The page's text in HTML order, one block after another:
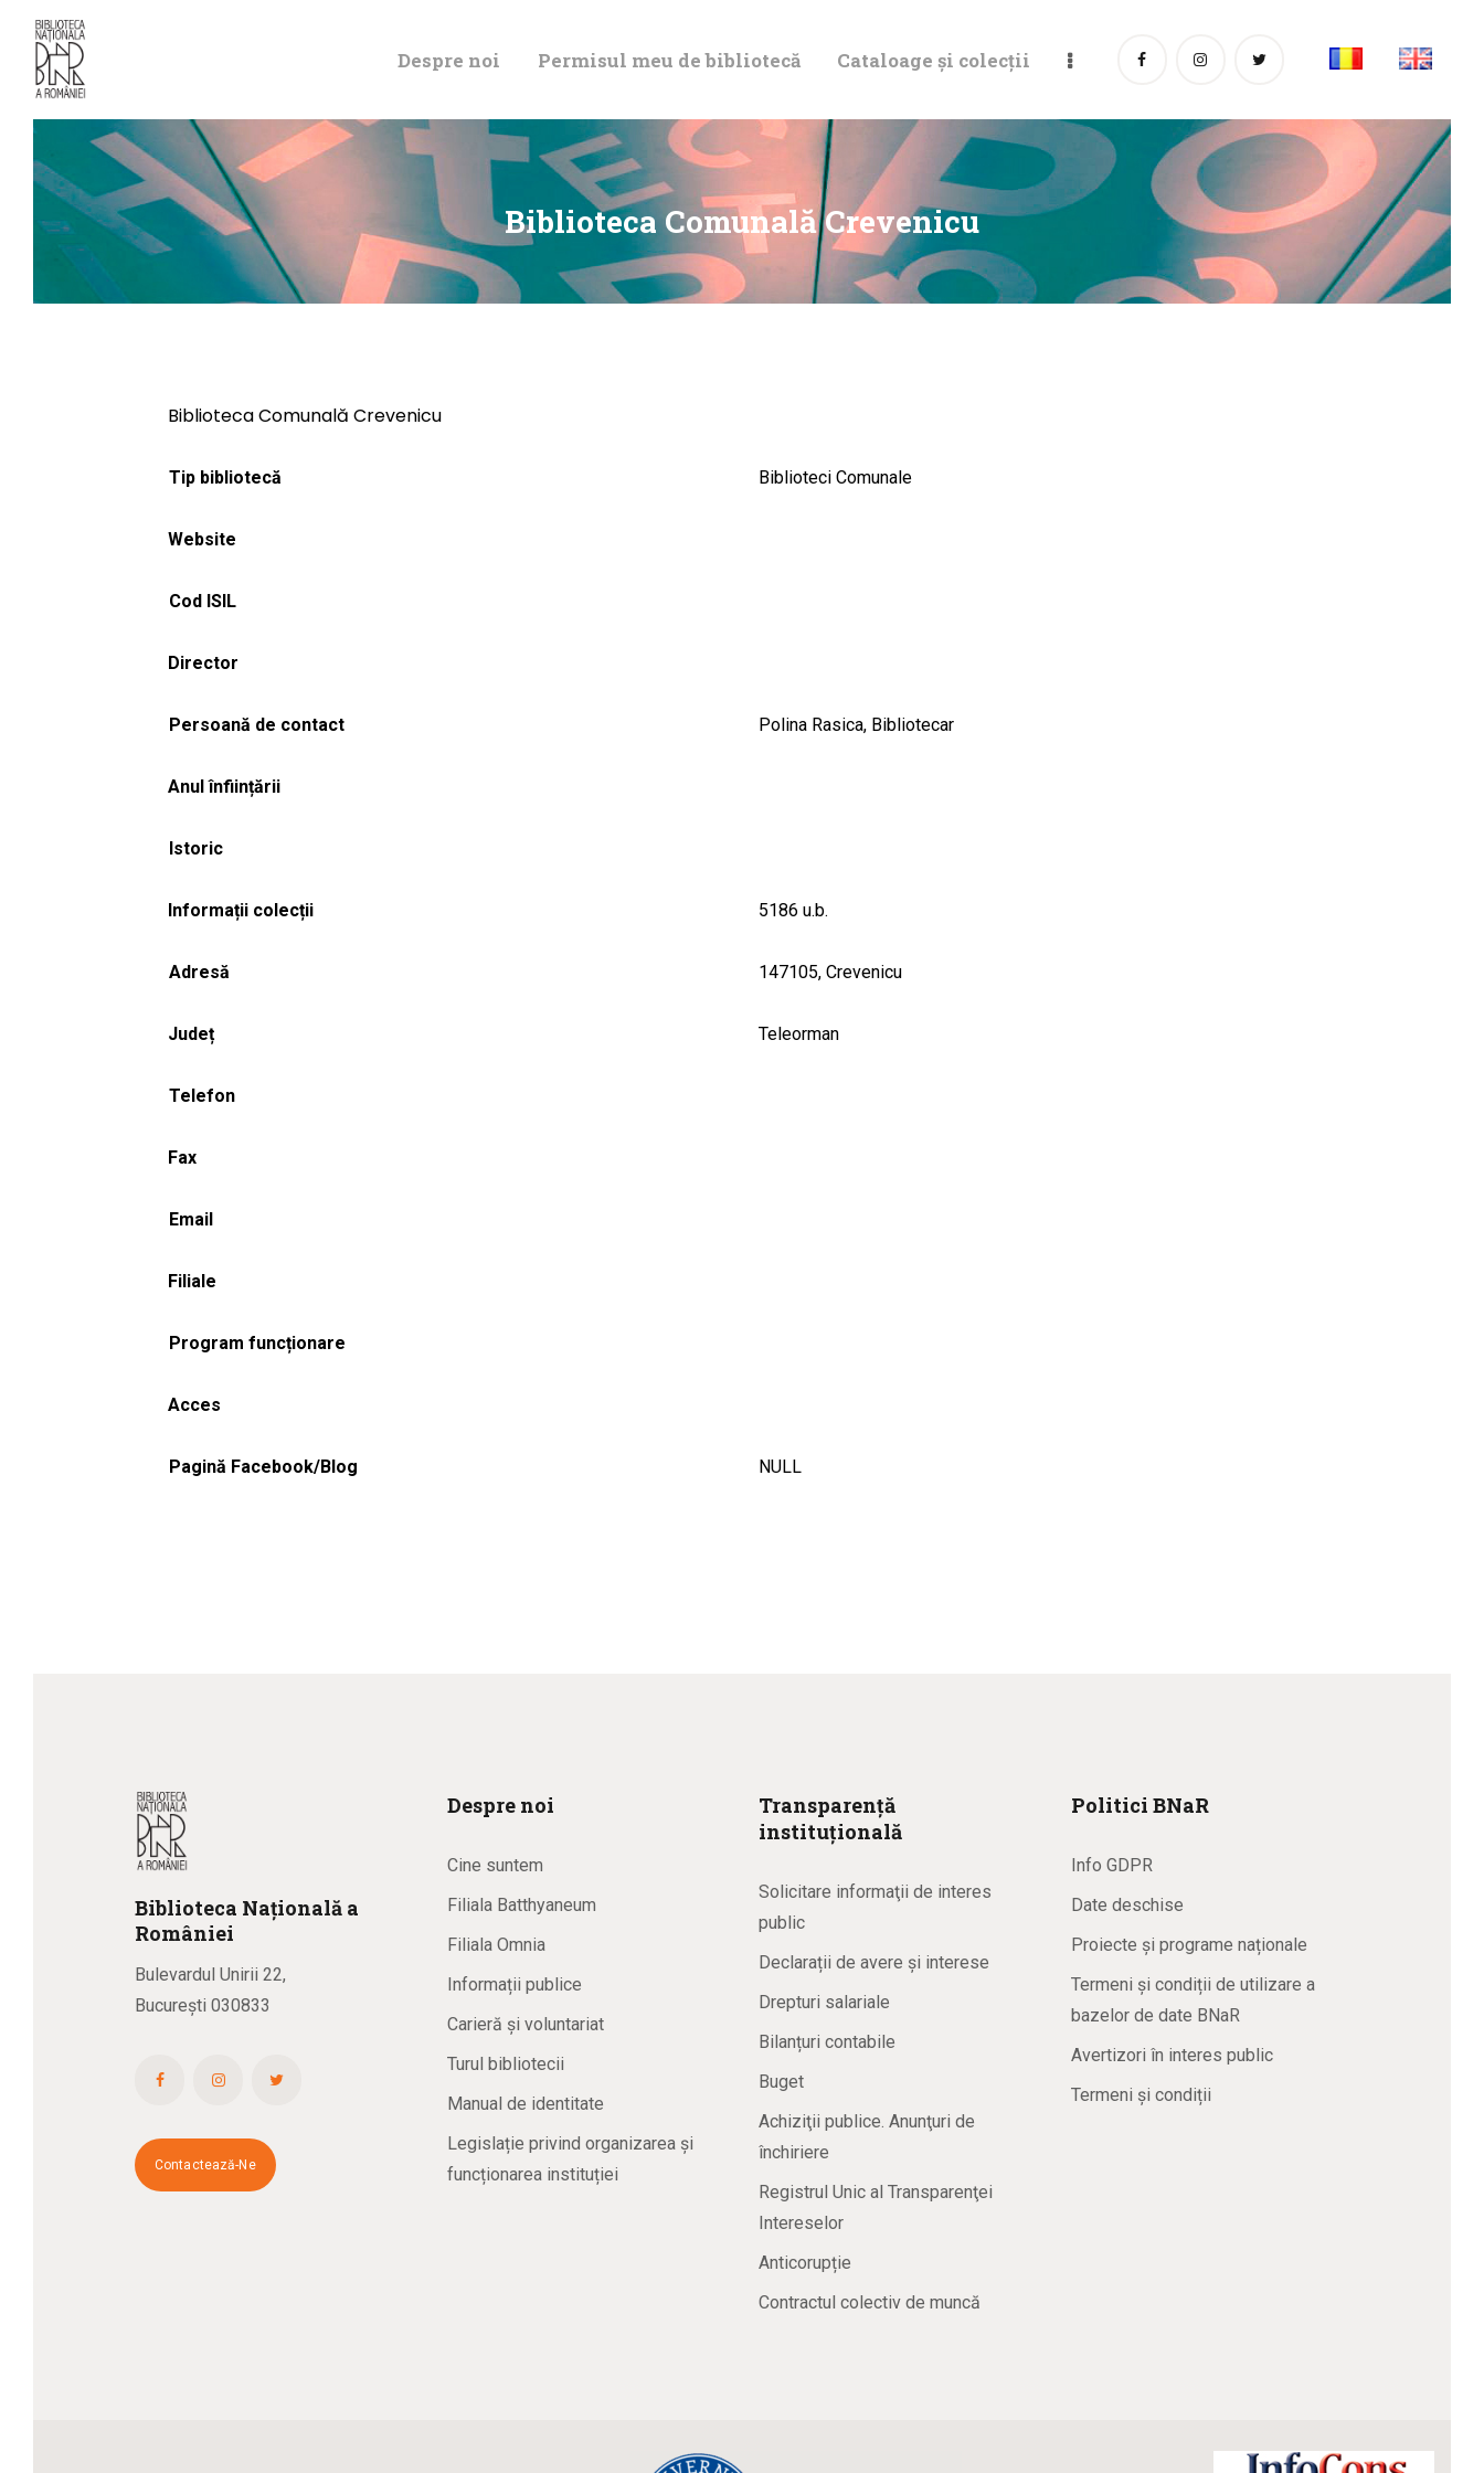
Despre noi Permisul meu de bibliotecă Cataloage și colecții
Biblioteca Comunală Crevenicu
DE BIBLIOTECĂ
CATALOAGE ȘI
COLECȚII
Biblioteca Comunală Crevenicu
Tip bibliotecă Biblioteci Comunale
Website
Cod ISIL
Director
Persoană de contact Polina Rasica, Bibliotecar
Anul înființării
Istoric
Informații colecții 5186 u.b.
Adresă 147105, Crevenicu
Județ Teleorman
Telefon
Fax
Email
Filiale
Program funcționare
Acces
Pagină Facebook/Blog NULL
Biblioteca Națională a
României
Bulevardul Unirii 22,
București 030833
Contactează-Ne
Despre noi
Cine suntem
Filiala Batthyaneum
Filiala Omnia
Informații publice
Carieră și voluntariat
Turul bibliotecii
Manual de identitate
Legislație privind organizarea și
funcționarea instituției
Transparență
instituțională
Solicitare informaţii de interes
public
Declarații de avere și interese
Drepturi salariale
Bilanțuri contabile
Buget
Achiziţii publice. Anunţuri de
închiriere
Registrul Unic al Transparenţei
Intereselor
Anticorupție
Contractul colectiv de muncă
Politici BNaR
Info GDPR
Date deschise
Proiecte și programe naționale
Termeni și condiții de utilizare a
bazelor de date BNaR
Avertizori în interes public
Termeni și condiții